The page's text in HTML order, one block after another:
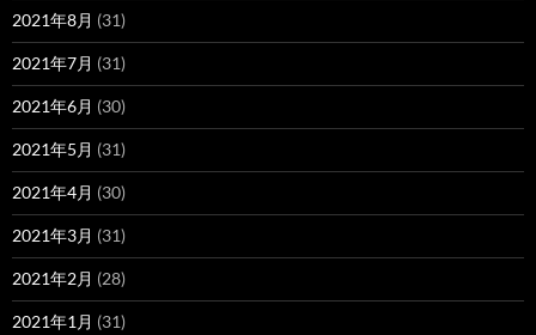
2021年8月 (31)
2021年7月 (31)
2021年6月 (30)
2021年5月 (31)
2021年4月 (30)
2021年3月 (31)
2021年2月 (28)
2021年1月 (31)